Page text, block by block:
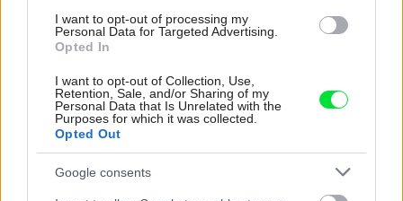
I want to opt-out of processing my
Personal Data for Targeted Advertising.
Opted In
I want to opt-out of Collection, Use,
Retention, Sale, and/or Sharing of my
Personal Data that Is Unrelated with the
Purposes for which it was collected.
Opted Out
Google consents
Do čoho sa oplatí investovať, keď chcete